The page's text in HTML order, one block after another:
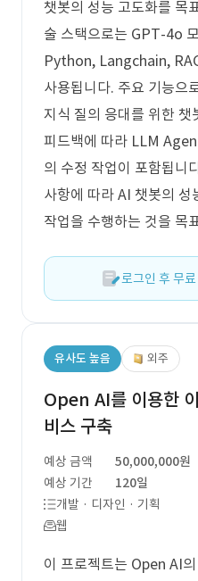
챗봇의 성능 고도화를 목
술 스택으로는 GPT-4o
Python, Langchain,
사용됩니다. 주요 기능으
지식 질의 응대를 위한
피드백에 따라 LLM
의 수정 작업이 포함됩니
사항에 따라 AI 챗봇의 성
작업을 수행하는 것을 목
로그인 후 무
유사도 높음 외주
Open AI를 이용한
비스 구축
예상 금액
50,000,000원
예상 기간
120일
개발 · 디자인 · 기획
웹
이 프로젝트는 Open AI